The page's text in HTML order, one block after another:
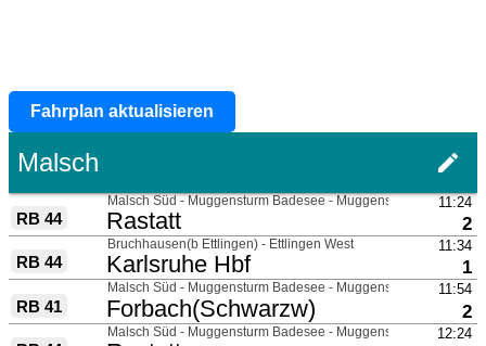
Fahrplan aktualisieren